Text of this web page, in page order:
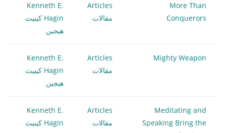
More Than
Conquerors
Articles
مقالات
Kenneth E.
Hagin كينيث
هيجين
Mighty Weapon
Articles
مقالات
Kenneth E.
Hagin كينيث
هيجين
Meditating and
Speaking Bring the
Articles
مقالات
Kenneth E.
Hagin كينيث